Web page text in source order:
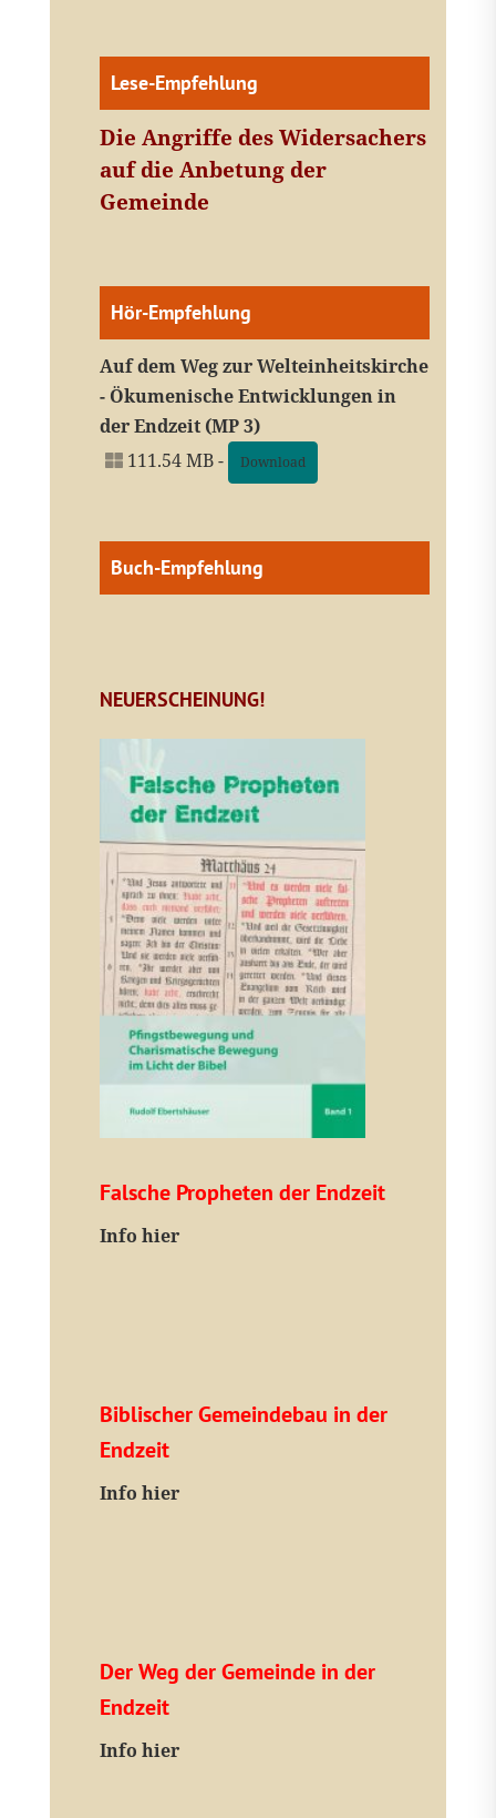
Lese-Empfehlung
Die Angriffe des Widersachers
auf die Anbetung der
Gemeinde
Hör-Empfehlung
Auf dem Weg zur Welteinheitskirche
- Ökumenische Entwicklungen in
der Endzeit (MP 3)
111.54 MB -
Download
Buch-Empfehlung
NEUERSCHEINUNG!
Falsche Propheten der Endzeit
Info hier
Biblischer Gemeindebau in der
Endzeit
Info hier
Der Weg der Gemeinde in der
Endzeit
Info hier